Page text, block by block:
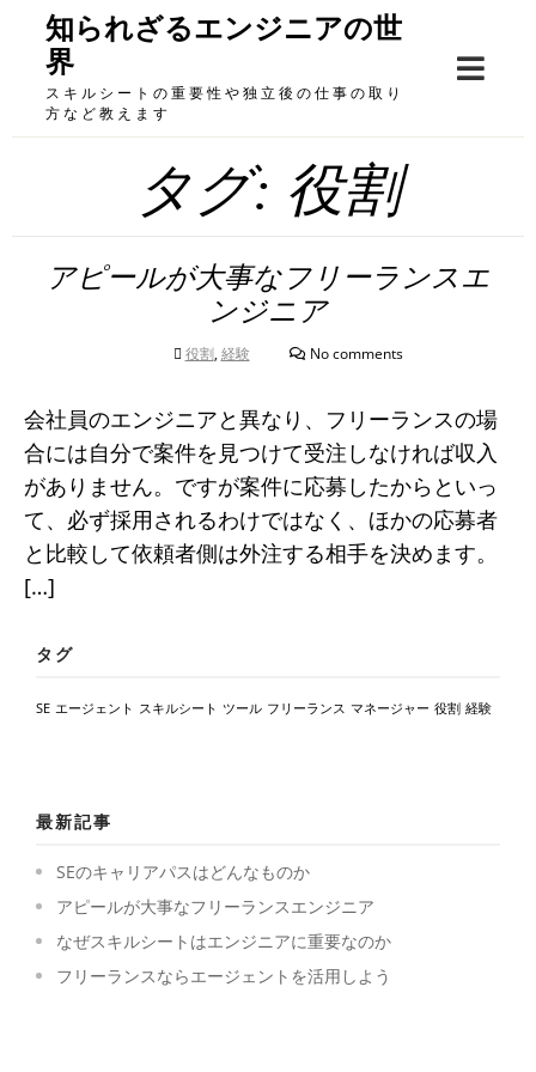
content
知られざるエンジニアの世
界
スキルシートの重要性や独立後の仕事の取り
方など教えます
タグ: 役割
アピールが大事なフリーランスエ
ンジニア
役割, 経験 No comments
会社員のエンジニアと異なり、フリーランスの場
合には自分で案件を見つけて受注しなければ収入
がありません。ですが案件に応募したからといっ
て、必ず採用されるわけではなく、ほかの応募者
と比較して依頼者側は外注する相手を決めます。
[…]
タグ
SE エージェント スキルシート ツール フリーランス マネージャー 役割 経験
最新記事
SEのキャリアパスはどんなものか
アピールが大事なフリーランスエンジニア
なぜスキルシートはエンジニアに重要なのか
フリーランスならエージェントを活用しよう